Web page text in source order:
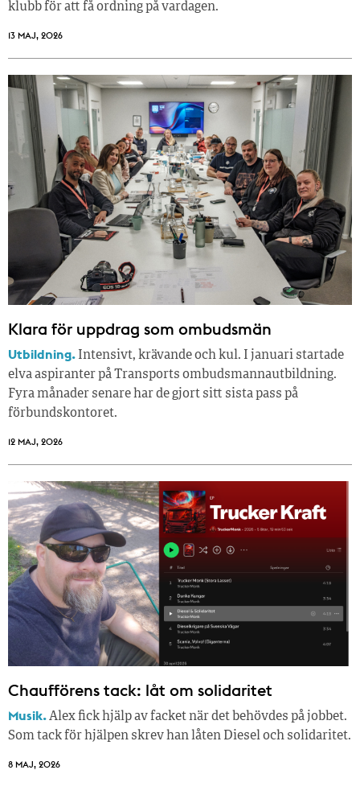
klubb för att få ordning på vardagen.
13 MAJ, 2026
Klara för uppdrag som ombudsmän
Utbildning. Intensivt, krävande och kul. I januari startade
elva aspiranter på Transports ombudsmannautbildning.
Fyra månader senare har de gjort sitt sista pass på
förbundskontoret.
12 MAJ, 2026
Chaufförens tack: låt om solidaritet
Musik.Alex fick hjälp av facket när det behövdes på jobbet.
Som tack för hjälpen skrev han låten Diesel och solidaritet.
8 MAJ, 2026